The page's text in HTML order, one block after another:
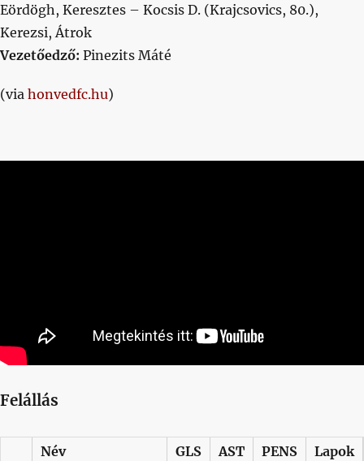
Eördögh, Keresztes – Kocsis D. (Krajcsovics, 80.),
Kerezsi, Átrok
Vezetőedző: Pinezits Máté
(via honvedfc.hu)
Felállás
Név GLS AST PENS Lapok